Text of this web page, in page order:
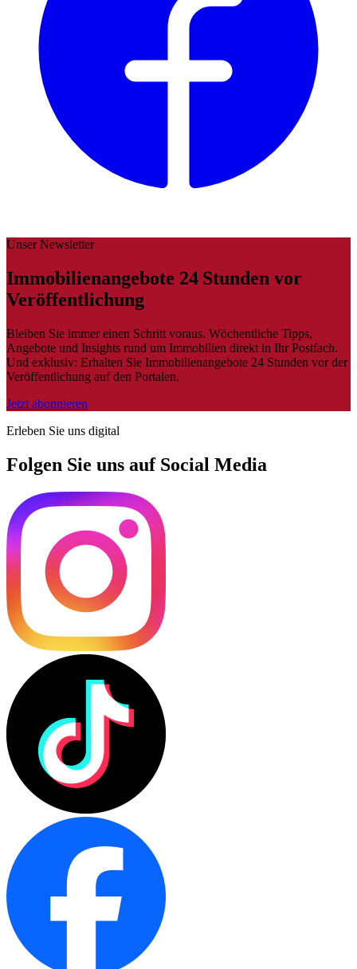
Unser Newsletter
Immobilienangebote 24 Stunden vor
Veröffentlichung
Bleiben Sie immer einen Schritt voraus. Wöchentliche Tipps,
Angebote und Insights rund um Immobilien direkt in Ihr Postfach.
Und exklusiv: Erhalten Sie Immobilienangebote 24 Stunden vor der
Veröffentlichung auf den Portalen.
Jetzt abonnieren
Erleben Sie uns digital
Folgen Sie uns auf Social Media